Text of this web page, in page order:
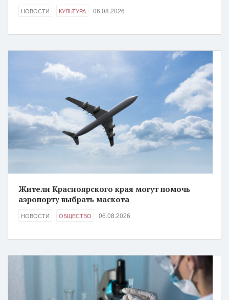
НОВОСТИ КУЛЬТУРА 06.08.2026
Жители Красноярского края могут помочь
аэропорту выбрать маскота
НОВОСТИ ОБЩЕСТВО 06.08.2026